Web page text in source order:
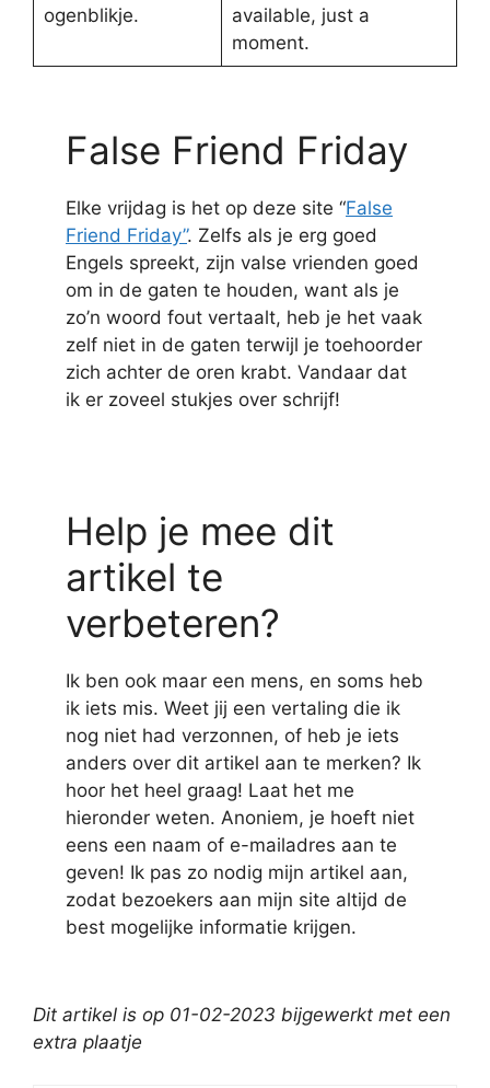
ogenblikje.
available, just a
moment.
False Friend Friday
Elke vrijdag is het op deze site “False
Friend Friday”. Zelfs als je erg goed
Engels spreekt, zijn valse vrienden goed
om in de gaten te houden, want als je
zo’n woord fout vertaalt, heb je het vaak
zelf niet in de gaten terwijl je toehoorder
zich achter de oren krabt. Vandaar dat
ik er zoveel stukjes over schrijf!
Help je mee dit
artikel te
verbeteren?
Ik ben ook maar een mens, en soms heb
ik iets mis. Weet jij een vertaling die ik
nog niet had verzonnen, of heb je iets
anders over dit artikel aan te merken? Ik
hoor het heel graag! Laat het me
hieronder weten. Anoniem, je hoeft niet
eens een naam of e-mailadres aan te
geven! Ik pas zo nodig mijn artikel aan,
zodat bezoekers aan mijn site altijd de
best mogelijke informatie krijgen.
Dit artikel is op 01-02-2023 bijgewerkt met een
extra plaatje